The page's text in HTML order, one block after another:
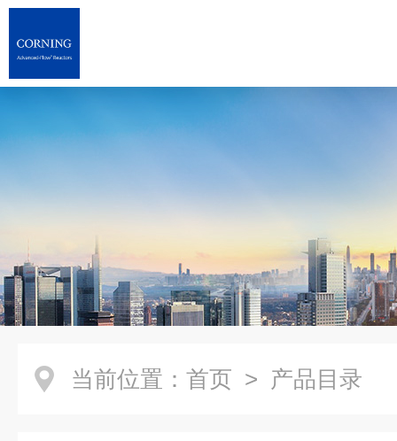
当前位置： 首页 > 产品目录